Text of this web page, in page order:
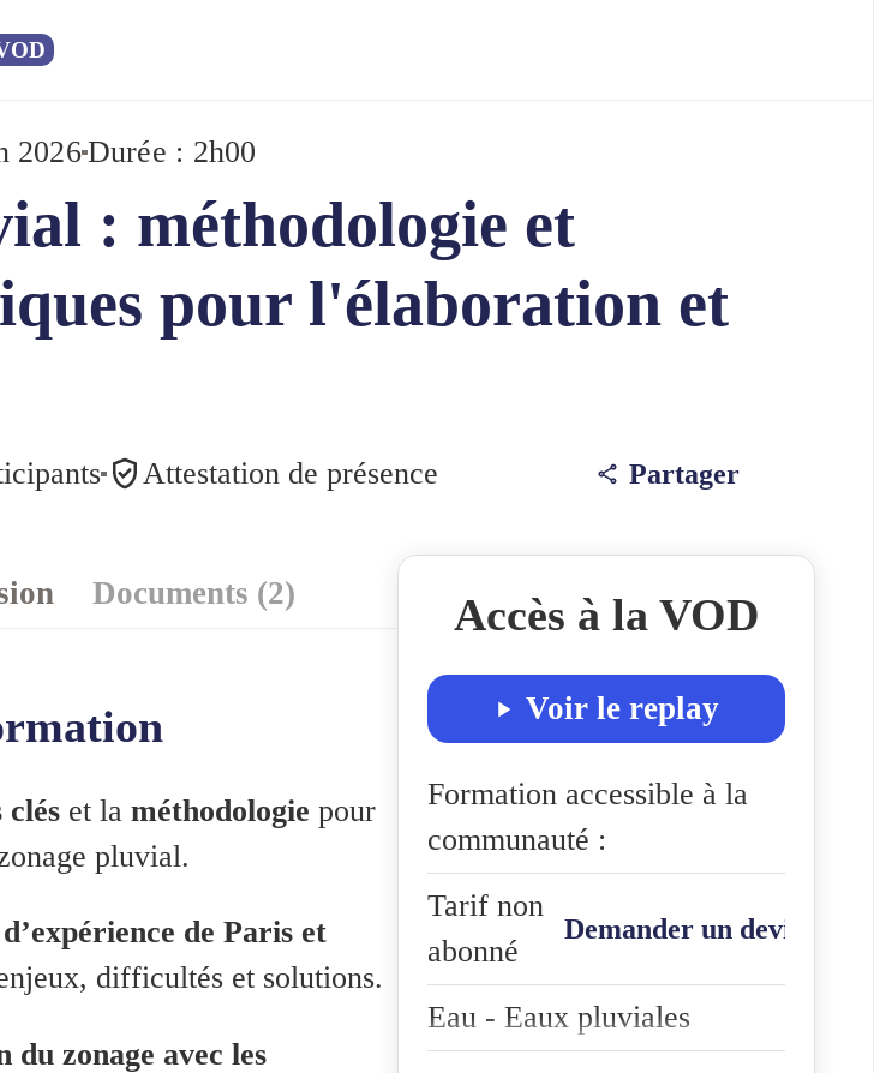
2026Durée : 2h00
: méthodologie et
pour l'élaboration et
Attestation de présence Partager
Documents (2)
et la méthodologie pour
pluvial.
de Paris et
difficultés et solutions.
zonage avec les
Accès à la VOD
Voir le replay
Formation accessible à la
communauté :
Tarif non
abonné
Demander un devis
Eau - Eaux pluviales